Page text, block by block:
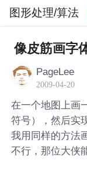
图形处理/算法
社区 图形处
像皮筋画字
PageLee
2009-04-20
在一个地图上画
符号），然后实
我用同样的方法
不行，那位大侠